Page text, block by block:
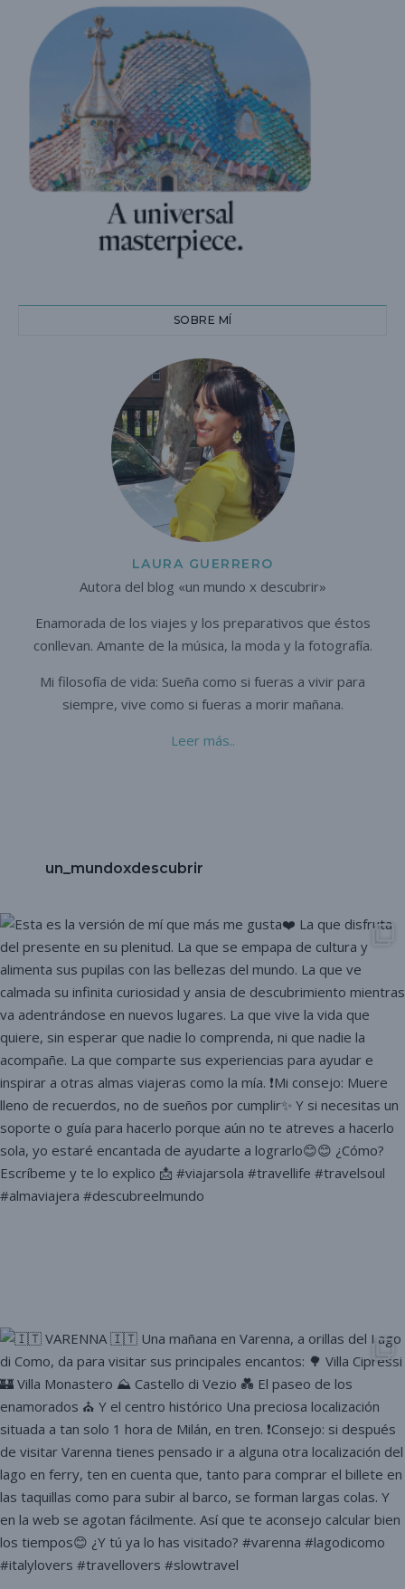
SOBRE MÍ
LAURA GUERRERO
Autora del blog «un mundo x descubrir»
Enamorada de los viajes y los preparativos que éstos
conllevan. Amante de la música, la moda y la fotografía.
Mi filosofía de vida: Sueña como si fueras a vivir para
siempre, vive como si fueras a morir mañana.
Leer más..
un_mundoxdescubrir